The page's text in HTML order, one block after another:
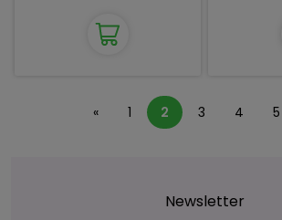
« 1 2 3 4 5
Newsletter